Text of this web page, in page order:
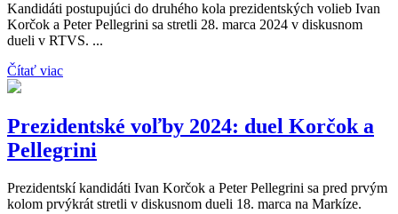
Kandidáti postupujúci do druhého kola prezidentských volieb Ivan
Korčok a Peter Pellegrini sa stretli 28. marca 2024 v diskusnom
dueli v RTVS. ...
Čítať viac
Prezidentské voľby 2024: duel Korčok a
Pellegrini
Prezidentskí kandidáti Ivan Korčok a Peter Pellegrini sa pred prvým
kolom prvýkrát stretli v diskusnom dueli 18. marca na Markíze.